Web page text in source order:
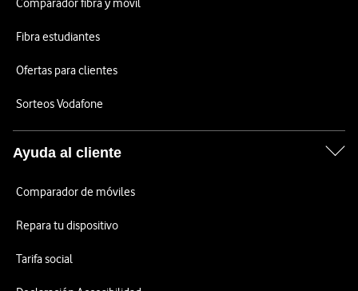
Comparador fibra y móvil
Fibra estudiantes
Ofertas para clientes
Sorteos Vodafone
Ayuda al cliente
Comparador de móviles
Repara tu dispositivo
Tarifa social